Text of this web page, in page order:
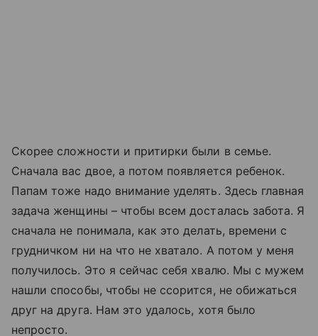
Скорее сложности и притирки были в семье.
Сначала вас двое, а потом появляется ребенок.
Папам тоже надо внимание уделять. Здесь главная
задача женщины – чтобы всем досталась забота. Я
сначала не понимала, как это делать, времени с
грудничком ни на что не хватало. А потом у меня
получилось. Это я сейчас себя хвалю. Мы с мужем
нашли способы, чтобы не ссорится, не обижаться
друг на друга. Нам это удалось, хотя было
непросто.